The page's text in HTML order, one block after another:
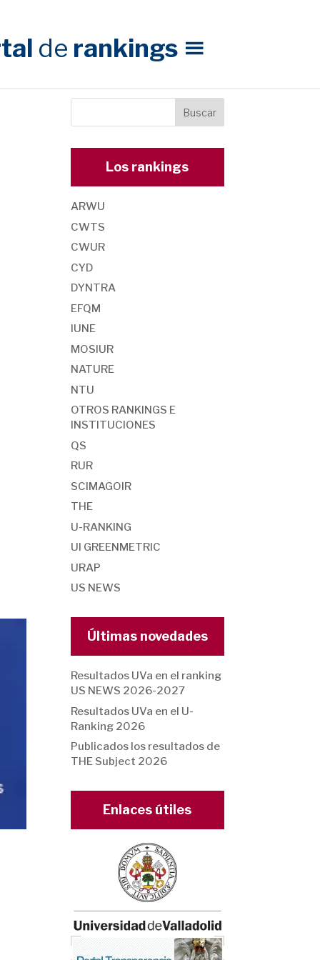
de rankings
Los rankings
ARWU
CWTS
CWUR
CYD
DYNTRA
EFQM
IUNE
MOSIUR
NATURE
NTU
OTROS RANKINGS E
INSTITUCIONES
QS
RUR
SCIMAGOIR
THE
U-RANKING
UI GREENMETRIC
URAP
US NEWS
Últimas novedades
Resultados UVa en el ranking
US NEWS 2026-2027
Resultados UVa en el U-
Ranking 2026
Publicados los resultados de
THE Subject 2026
Enlaces útiles